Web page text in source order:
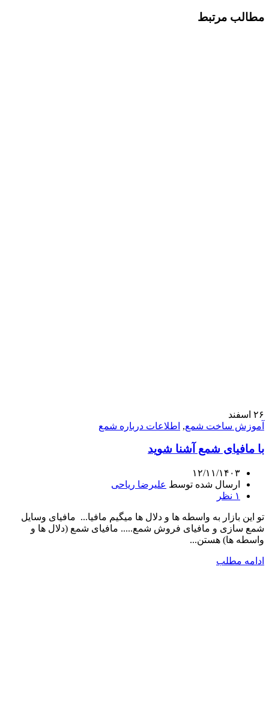
مطالب مرتبط
۲۶ اسفند
آموزش ساخت شمع, اطلاعات درباره شمع
با مافیای شمع آشنا شوید
۱۲/۱۱/۱۴۰۳
ارسال شده توسط علیرضا ریاحی
۱ نظر
تو این بازار به واسطه ها و دلال ها میگیم مافیا... مافیای وسایل
شمع سازی و مافیای فروش شمع..... مافیای شمع (دلال ها و
واسطه ها) هستن...
ادامه مطلب